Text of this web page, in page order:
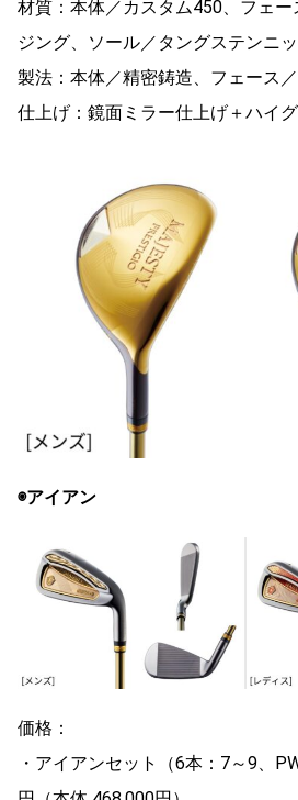
材質：本体／カスタム450、フェ
ジング、ソール／タングステンニ
製法：本体／精密鋳造、フェース
仕上げ：鏡面ミラー仕上げ＋ハイ
◉アイアン
価格：
・アイアンセット（6本：7～9、